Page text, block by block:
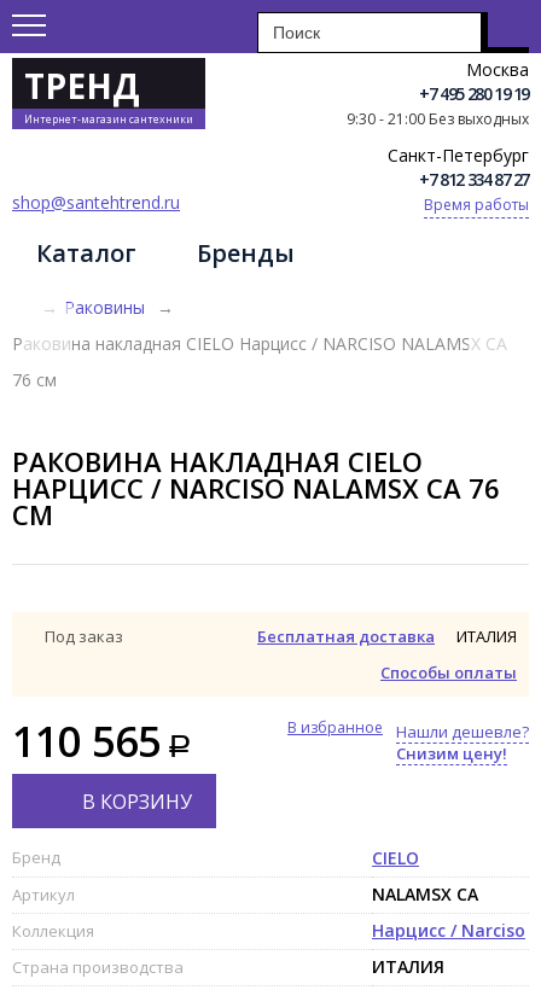
ТРЕНД
Интернет-магазин сантехники
Москва
+7 495 280 19 19
9:30 - 21:00 Без выходных
Санкт-Петербург
+7 812 334 87 27
Время работы
shop@santehtrend.ru
Каталог Бренды
→ Раковины
→
Раковина накладная CIELO Нарцисс / NARCISO NALAMSX CA
76 см
РАКОВИНА НАКЛАДНАЯ CIELO
НАРЦИСС / NARCISO NALAMSX CA 76
СМ
Под заказ
Бесплатная доставка
Способы оплаты
ИТАЛИЯ
110 565
Нашли дешевле?
Снизим цену!
В избранное
В КОРЗИНУ
Бренд CIELO
Артикул NALAMSX CA
Коллекция Нарцисс / Narciso
Страна производства ИТАЛИЯ